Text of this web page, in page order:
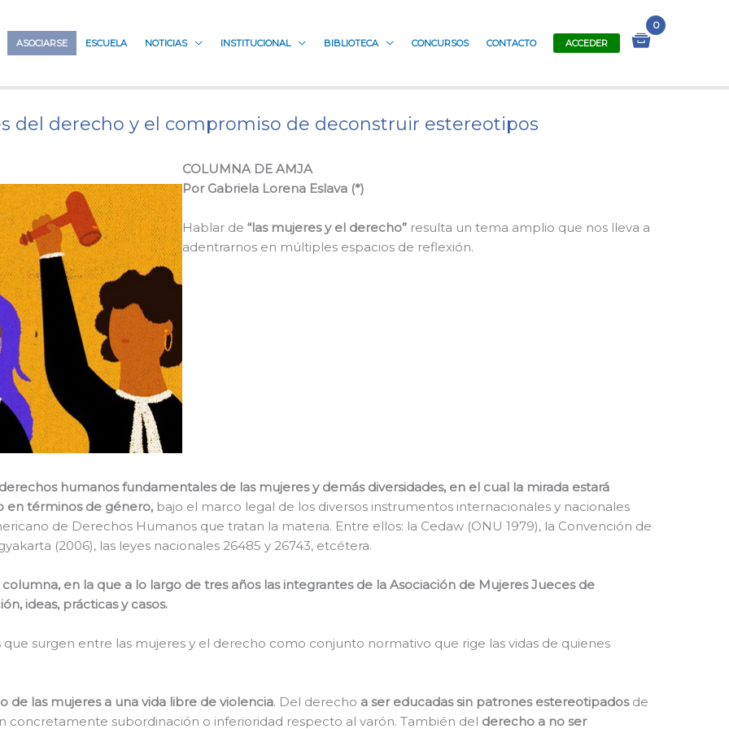
ASOCIARSE ESCUELA NOTICIAS INSTITUCIONAL BIBLIOTECA CONCURSOS CONTACTO ACCEDER
del derecho y el compromiso de deconstruir estereotipos
COLUMNA DE AMJA
Por Gabriela Lorena Eslava (*)
Hablar de “las mujeres y el derecho” resulta un tema amplio que nos lleva a
adentrarnos en múltiples espacios de reflexión.
humanos fundamentales de las mujeres y demás diversidades, en el cual la mirada estará
en términos de género, bajo el marco legal de los diversos instrumentos internacionales y nacionales
de Derechos Humanos que tratan la materia. Entre ellos: la Cedaw (ONU 1979), la Convención de
(2006), las leyes nacionales 26485 y 26743, etcétera.
en la que a lo largo de tres años las integrantes de la Asociación de Mujeres Jueces de
ideas, prácticas y casos.
surgen entre las mujeres y el derecho como conjunto normativo que rige las vidas de quienes
de las mujeres a una vida libre de violencia. Del derecho a ser educadas sin patrones estereotipadosde
subordinación o inferioridad respecto al varón. También del derecho a no ser